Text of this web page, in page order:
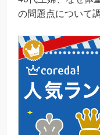
の問題点について